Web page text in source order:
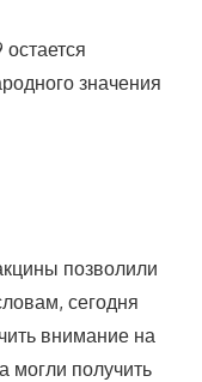
позволили
сегодня
внимание на
могли получить